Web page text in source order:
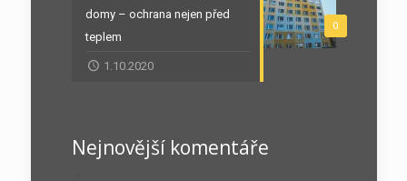
0
domy – ochrana nejen před
teplem
1.10.2020
Nejnovější komentáře